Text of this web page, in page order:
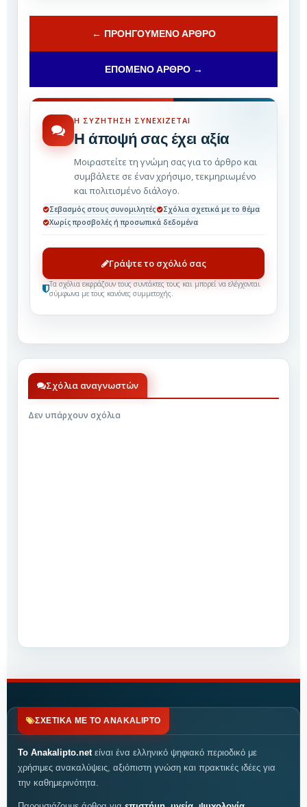
← ΠΡΟΗΓΟΎΜΕΝΟ ΆΡΘΡΟ
ΕΠΌΜΕΝΟ ΆΡΘΡΟ →
Η ΣΥΖΉΤΗΣΗ ΣΥΝΕΧΊΖΕΤΑΙ
Η άποψή σας έχει αξία
Μοιραστείτε τη γνώμη σας για το άρθρο και
συμβάλετε σε έναν χρήσιμο, τεκμηριωμένο
και πολιτισμένο διάλογο.
Σεβασμός στους συνομιλητές
Σχόλια σχετικά με το θέμα
Χωρίς προσβολές ή προσωπικά δεδομένα
Γράψτε το σχόλιό σας
Τα σχόλια εκφράζουν τους συντάκτες τους και μπορεί να ελέγχονται
σύμφωνα με τους κανόνες συμμετοχής.
Σχόλια αναγνωστών
Δεν υπάρχουν σχόλια
ΣΧΕΤΙΚΑ ΜΕ ΤΟ ANAKALIPTO
Το Anakalipto.netείναι ένα ελληνικό ψηφιακό περιοδικό με
χρήσιμες ανακαλύψεις, αξιόπιστη γνώση και πρακτικές ιδέες για
την καθημερινότητα.